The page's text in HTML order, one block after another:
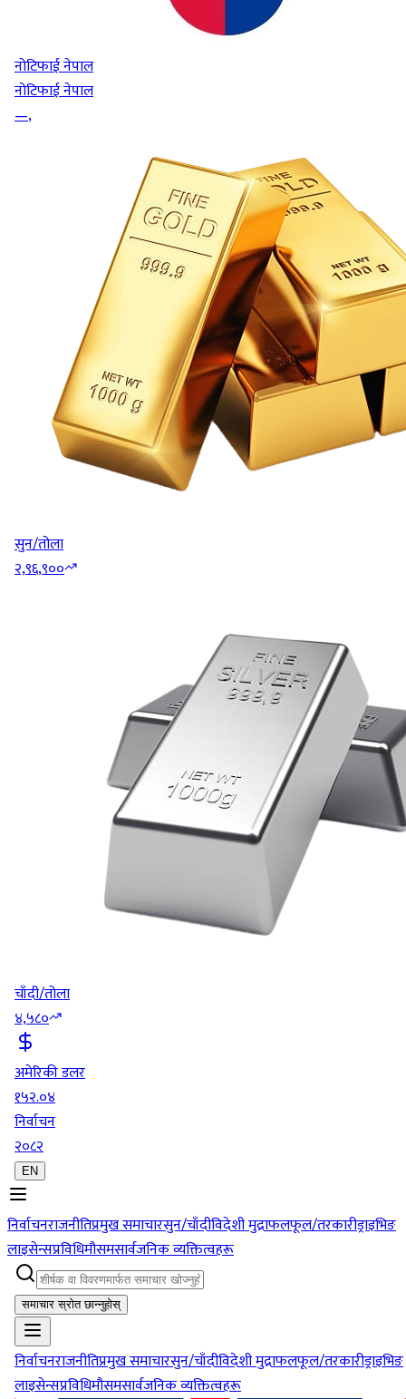
नोटिफाई नेपाल
नोटिफाई नेपाल
—,
सुन/तोला
२,९६,९००
चाँदी/तोला
४,५८०
अमेरिकी डलर
१५२.०४
निर्वाचन
२०८२
EN
निर्वाचनराजनीतिप्रमुख समाचारसुन/चाँदीविदेशी मुद्राफलफूल/तरकारीड्राइभिङ
लाइसेन्सप्रविधिमौसमसार्वजनिक व्यक्तित्वहरू
समाचार स्रोत छान्नुहोस्
निर्वाचनराजनीतिप्रमुख समाचारसुन/चाँदीविदेशी मुद्राफलफूल/तरकारीड्राइभिङ
लाइसेन्सप्रविधिमौसमसार्वजनिक व्यक्तित्वहरू